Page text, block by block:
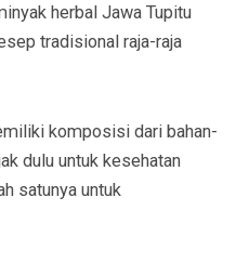
herbal Jawa Tupitu
tradisional raja-raja
komposisi dari bahan-
dulu untuk kesehatan
satunya untuk